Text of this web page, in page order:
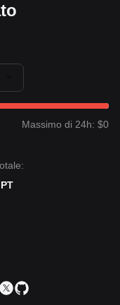
Massimo di 24h: $0